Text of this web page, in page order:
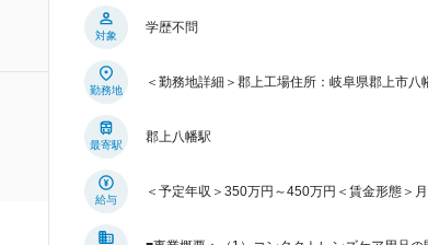
対象
学歴不問
勤務地
＜勤務地詳細＞郡上工場住所：岐阜県郡上市
最寄駅
郡上八幡駅
給与
＜予定年収＞350万円～450万円＜賃金形態＞